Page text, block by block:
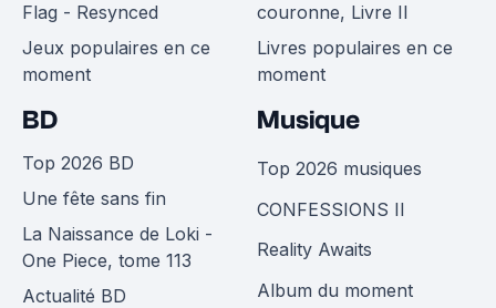
Flag - Resynced
Jeux populaires en ce
moment
couronne, Livre II
Livres populaires en ce
moment
BD
Top 2026 BD
Une fête sans fin
La Naissance de Loki -
One Piece, tome 113
Actualité BD
Musique
Top 2026 musiques
CONFESSIONS II
Reality Awaits
Album du moment